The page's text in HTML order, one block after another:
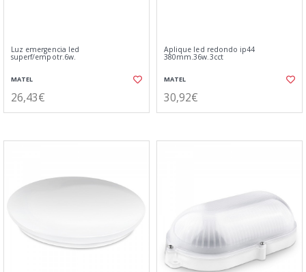
Luz emergencia led
superf/empotr.6w.
MATEL
26,43€
Aplique led redondo ip44
380mm.36w.3cct
MATEL
30,92€